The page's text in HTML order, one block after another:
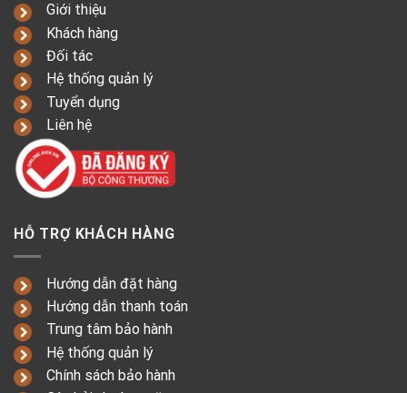
Giới thiệu
Khách hàng
Đối tác
Hệ thống quản lý
Tuyển dụng
Liên hệ
HỖ TRỢ KHÁCH HÀNG
Hướng dẫn đặt hàng
Hướng dẫn thanh toán
Trung tâm bảo hành
Hệ thống quản lý
Chính sách bảo hành